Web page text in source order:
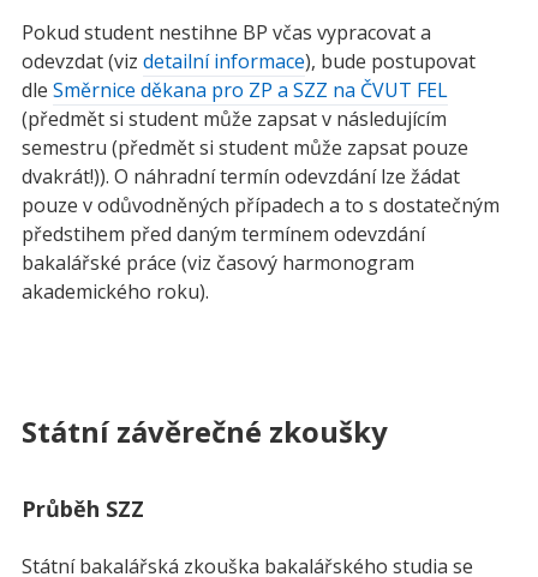
Pokud student nestihne BP včas vypracovat a
odevzdat (viz detailní informace), bude postupovat
dle Směrnice děkana pro ZP a SZZ na ČVUT FEL
(předmět si student může zapsat v následujícím
semestru (předmět si student může zapsat pouze
dvakrát!)). O náhradní termín odevzdání lze žádat
pouze v odůvodněných případech a to s dostatečným
předstihem před daným termínem odevzdání
bakalářské práce (viz časový harmonogram
akademického roku).
Státní závěrečné zkoušky
Průběh SZZ
Státní bakalářská zkouška bakalářského studia se